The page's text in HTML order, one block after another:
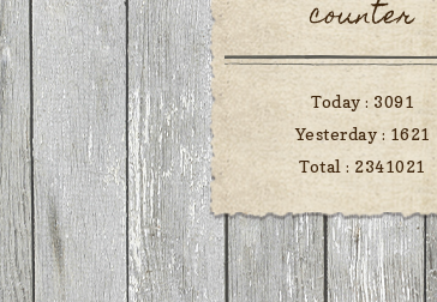
counter
Today : 3091
Yesterday : 1621
Total : 2341021